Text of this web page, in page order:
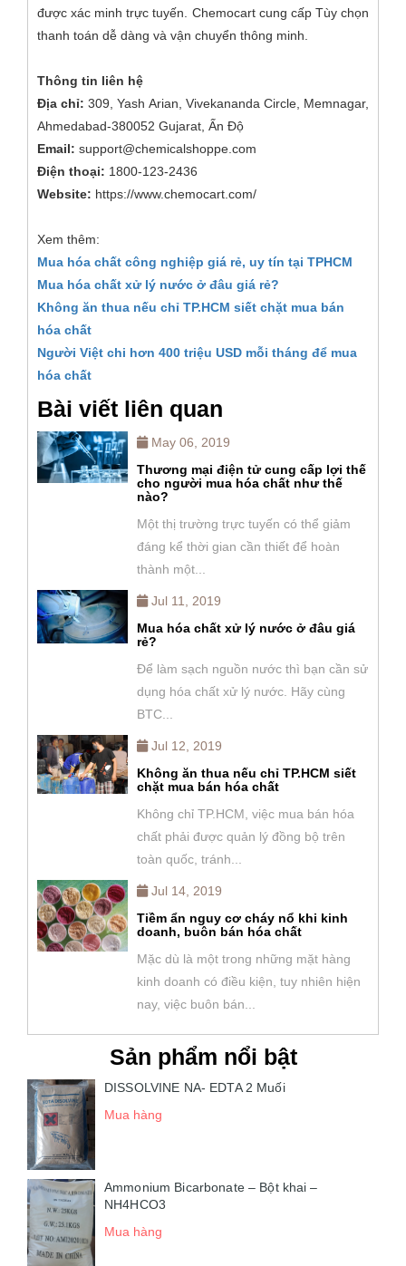
được xác minh trực tuyến. Chemocart cung cấp Tùy chọn
thanh toán dễ dàng và vận chuyển thông minh.
Thông tin liên hệ
Địa chỉ: 309, Yash Arian, Vivekananda Circle, Memnagar,
Ahmedabad-380052 Gujarat, Ấn Độ
Email: support@chemicalshoppe.com
Điện thoại: 1800-123-2436
Website: https://www.chemocart.com/
Xem thêm:
Mua hóa chất công nghiệp giá rẻ, uy tín tại TPHCM
Mua hóa chất xử lý nước ở đâu giá rẻ?
Không ăn thua nếu chỉ TP.HCM siết chặt mua bán
hóa chất
Người Việt chi hơn 400 triệu USD mỗi tháng để mua
hóa chất
Bài viết liên quan
May 06, 2019
Thương mại điện tử cung cấp lợi thế
cho người mua hóa chất như thế
nào?
Một thị trường trực tuyến có thể giảm
đáng kể thời gian cần thiết để hoàn
thành một...
Jul 11, 2019
Mua hóa chất xử lý nước ở đâu giá
rẻ?
Để làm sạch nguồn nước thì bạn cần sử
dụng hóa chất xử lý nước. Hãy cùng
BTC...
Jul 12, 2019
Không ăn thua nếu chỉ TP.HCM siết
chặt mua bán hóa chất
Không chỉ TP.HCM, việc mua bán hóa
chất phải được quản lý đồng bộ trên
toàn quốc, tránh...
Jul 14, 2019
Tiềm ẩn nguy cơ cháy nổ khi kinh
doanh, buôn bán hóa chất
Mặc dù là một trong những mặt hàng
kinh doanh có điều kiện, tuy nhiên hiện
nay, việc buôn bán...
Sản phẩm nổi bật
DISSOLVINE NA- EDTA 2 Muối
Mua hàng
Ammonium Bicarbonate – Bột khai –
NH4HCO3
Mua hàng